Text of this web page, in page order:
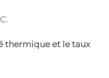
thermique et le taux